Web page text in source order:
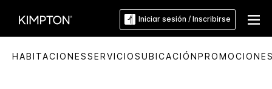
Iniciar sesión / Inscribirse
HABITACIONESSERVICIOSUBICACIÓN